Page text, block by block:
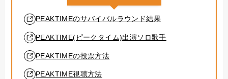
PEAKTIMEのサバイバルラウンド結果
PEAKTIME(ピークタイム)出演ソロ歌手
PEAKTIMEの投票方法
PEAKTIME視聴方法